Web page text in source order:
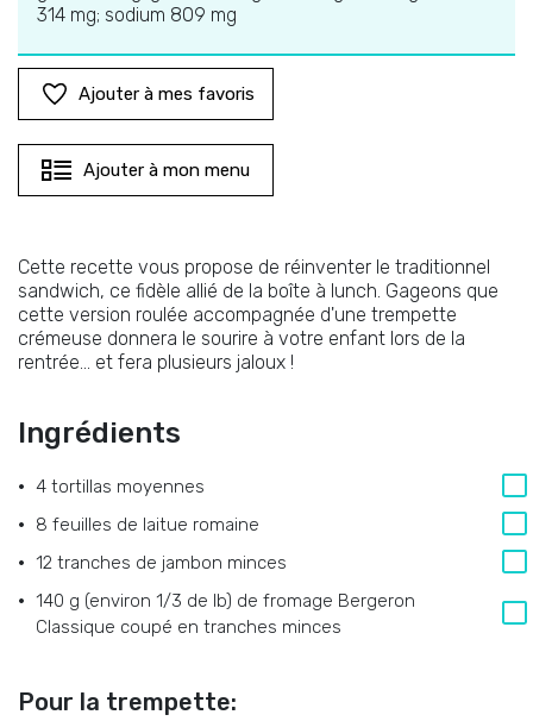
314 mg; sodium 809 mg
Ajouter à mes favoris
Ajouter à mon menu
Cette recette vous propose de réinventer le traditionnel
sandwich, ce fidèle allié de la boîte à lunch. Gageons que
cette version roulée accompagnée d'une trempette
crémeuse donnera le sourire à votre enfant lors de la
rentrée… et fera plusieurs jaloux !
Ingrédients
4 tortillas moyennes
8 feuilles de laitue romaine
12 tranches de jambon minces
140 g (environ 1/3 de lb) de fromage Bergeron
Classique coupé en tranches minces
Pour la trempette: